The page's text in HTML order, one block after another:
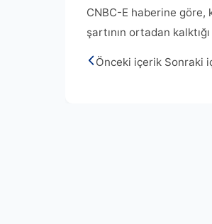
CNBC-E haberine göre,
şartının ortadan
Önceki içerik Sonraki